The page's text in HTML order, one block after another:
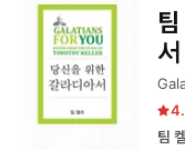
서
팀